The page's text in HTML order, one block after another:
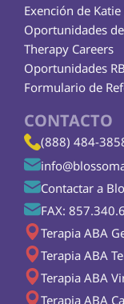
Exención de
Therapy Careers
Oportunidades
Oportunidades
Formulario de
CONTACTO
(888) 484-
Contactar a
FAX:
Terapia ABA
Terapia ABA
Terapia ABA
Terapia ABA